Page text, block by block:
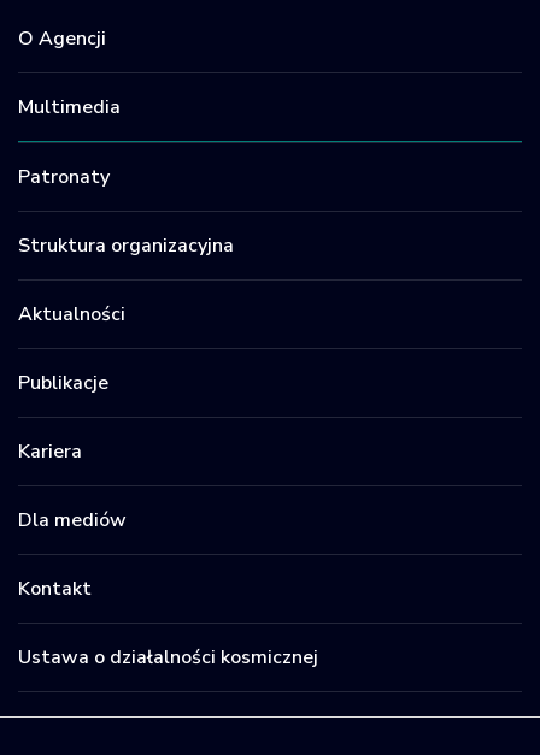
O Agencji
Multimedia
Patronaty
Struktura organizacyjna
Aktualności
Publikacje
Kariera
Dla mediów
Kontakt
Ustawa o działalności kosmicznej